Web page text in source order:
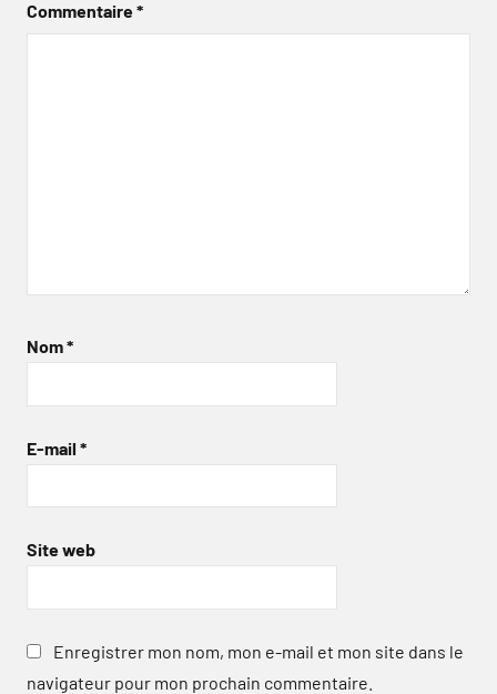
Commentaire*
Nom*
E-mail *
Site web
Enregistrer mon nom, mon e-mail et mon site dans le
navigateur pour mon prochain commentaire.